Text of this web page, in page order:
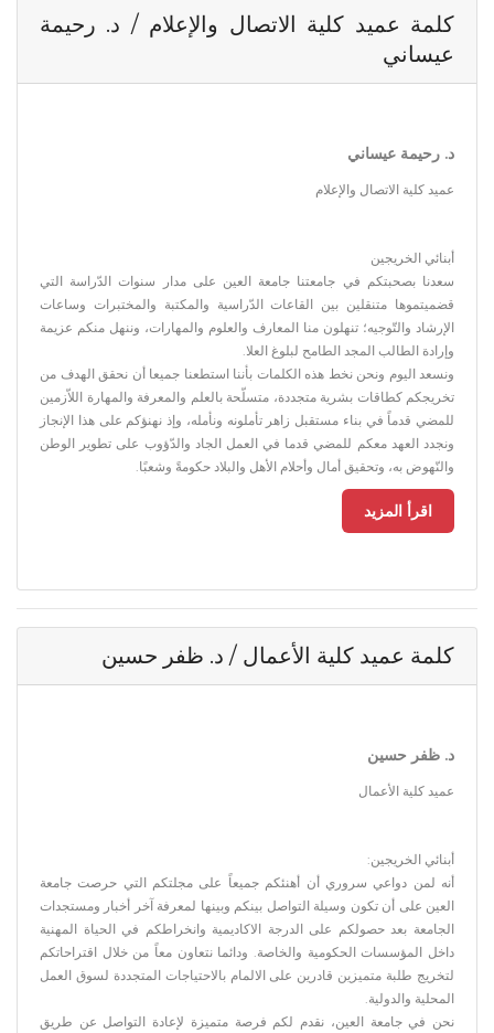
كلمة عميد كلية الاتصال والإعلام / د. رحيمة
عيساني
د. رحيمة عيساني
عميد كلية الاتصال والإعلام
أبنائي الخريجين
سعدنا بصحبتكم في جامعتنا جامعة العين على مدار سنوات الدّراسة التي
قضميتموها متنقلين بين القاعات الدّراسية والمكتبة والمختبرات وساعات
الإرشاد والتّوجيه؛ تنهلون منا المعارف والعلوم والمهارات، وننهل منكم عزيمة
وإرادة الطالب المجد الطامح لبلوغ العلا.
ونسعد اليوم ونحن نخط هذه الكلمات بأننا استطعنا جميعا أن نحقق الهدف من
تخريجكم كطاقات بشرية متجددة، متسلّحة بالعلم والمعرفة والمهارة اللاّزمين
للمضي قدماً في بناء مستقبل زاهر تأملونه ونأمله، وإذ نهنؤكم على هذا الإنجاز
ونجدد العهد معكم للمضي قدما في العمل الجاد والدّؤوب على تطوير الوطن
والنّهوض به، وتحقيق أمال وأحلام الأهل والبلاد حكومةً وشعبًا.
اقرأ المزيد
كلمة عميد كلية الأعمال / د. ظفر حسين
د. ظفر حسين
عميد كلية الأعمال
أبنائي الخريجين:
أنه لمن دواعي سروري أن أهنئكم جميعاً على مجلتكم التي حرصت جامعة
العين على أن تكون وسيلة التواصل بينكم وبينها لمعرفة آخر أخبار ومستجدات
الجامعة بعد حصولكم على الدرجة الاكاديمية وانخراطكم في الحياة المهنية
داخل المؤسسات الحكومية والخاصة. ودائما نتعاون معاً من خلال اقتراحاتكم
لتخريج طلبة متميزين قادرين على الالمام بالاحتياجات المتجددة لسوق العمل
المحلية والدولية.
نحن في جامعة العين، نقدم لكم فرصة متميزة لإعادة التواصل عن طريق